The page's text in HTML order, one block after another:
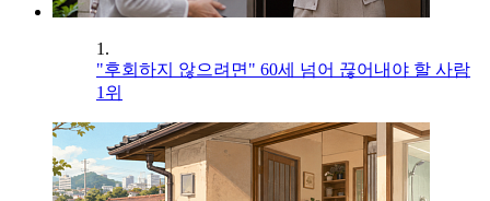
1.
"후회하지 않으려면" 60세 넘어 끊어내야 할 사람
1위